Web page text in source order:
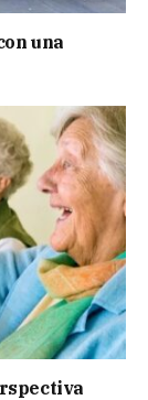
una